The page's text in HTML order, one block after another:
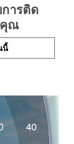
ารติด
คุณ
นี้